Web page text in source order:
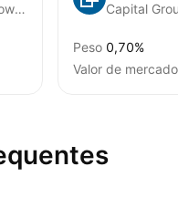
iShares Russell Mid-Cap Growth ETF Capital
Peso 0,70%
Valor de mercado